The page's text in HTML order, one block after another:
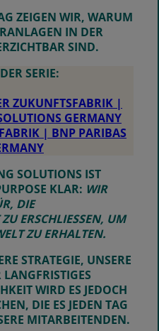
ZEIGEN WIR, WARUM
IN DER
SIND.
SERIE:
ZUKUNFTSFABRIK |
GERMANY
| BNP PARIBAS
SOLUTIONS IST
KLAR: WIR
DIE
ERSCHLIESSEN, UM U
ZU ERHALTEN.
STRATEGIE, UNSERE
WIRD ES JEDOCH
DIE ES JEDEN TAG
MITARBEITENDEN.